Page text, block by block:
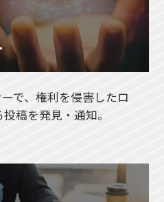
で、権利を侵害したロ
稿を発見・通知。